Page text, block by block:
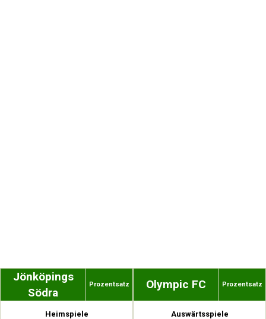
Jönköpings
Södra
Prozentsatz
Heimspiele
Olympic FC Prozentsatz
Auswärtsspiele